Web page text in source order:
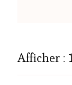
Afficher :